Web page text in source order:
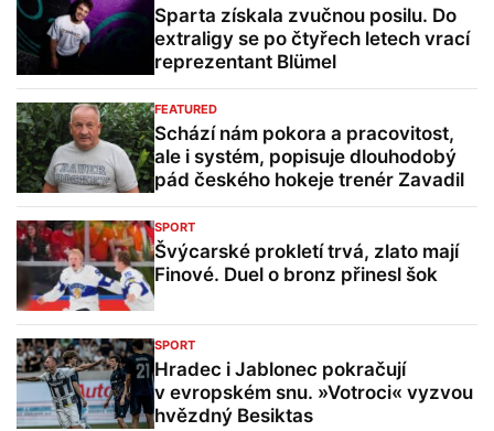
Sparta získala zvučnou posilu. Do
extraligy se po čtyřech letech vrací
reprezentant Blümel
FEATURED
Schází nám pokora a pracovitost,
ale i systém, popisuje dlouhodobý
pád českého hokeje trenér Zavadil
SPORT
Švýcarské prokletí trvá, zlato mají
Finové. Duel o bronz přinesl šok
SPORT
Hradec i Jablonec pokračují
v evropském snu. »Votroci« vyzvou
hvězdný Besiktas